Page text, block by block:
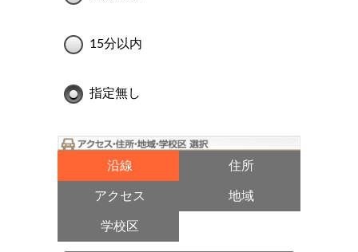
15分以内
指定無し
沿線 住所
アクセス 地域
学校区